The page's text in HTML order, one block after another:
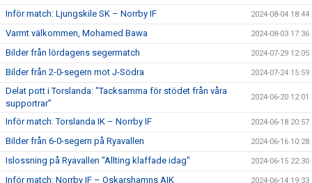
Inför match: Ljungskile SK – Norrby IF 2024-08-04 18:44
Varmt välkommen, Mohamed Bawa 2024-08-03 17:36
Bilder från lördagens segermatch 2024-07-29 12:05
Bilder från 2-0-segern mot J-Södra 2024-07-24 15:59
Delat pott i Torslanda: "Tacksamma för stödet från våra
supportrar"
2024-06-20 12:01
Inför match: Torslanda IK – Norrby IF 2024-06-18 20:57
Bilder från 6-0-segern på Ryavallen 2024-06-16 10:28
Islossning på Ryavallen "Allting klaffade idag" 2024-06-15 22:30
Inför match: Norrby IF – Oskarshamns AIK 2024-06-14 19:33